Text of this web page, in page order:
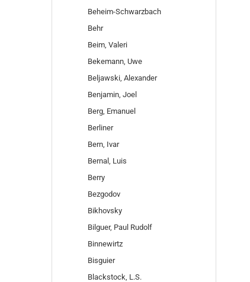
Beheim-Schwarzbach
Behr
Beim, Valeri
Bekemann, Uwe
Beljawski, Alexander
Benjamin, Joel
Berg, Emanuel
Berliner
Bern, Ivar
Bernal, Luis
Berry
Bezgodov
Bikhovsky
Bilguer, Paul Rudolf
Binnewirtz
Bisguier
Blackstock, L.S.